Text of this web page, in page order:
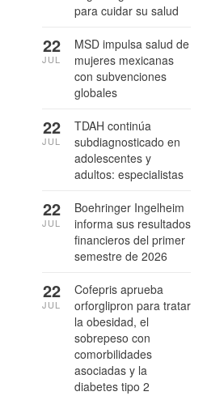
para cuidar su salud
MSD impulsa salud de
mujeres mexicanas
con subvenciones
globales
22
JUL
TDAH continúa
subdiagnosticado en
adolescentes y
adultos: especialistas
22
JUL
Boehringer Ingelheim
informa sus resultados
financieros del primer
semestre de 2026
22
JUL
Cofepris aprueba
orforglipron para tratar
la obesidad, el
sobrepeso con
comorbilidades
asociadas y la
diabetes tipo 2
22
JUL